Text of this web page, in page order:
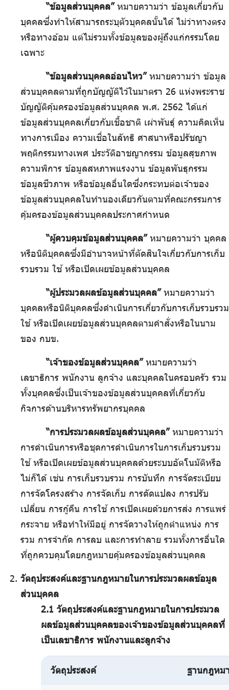
“ข้อมูลส่วนบุคคล”หมายความว่า ข้อมูลเกี่ยวกับ
บุคคลซึ่งทำให้สามารถระบุตัวบุคคลนั้นได้ ไม่ว่าทางตรง
หรือทางอ้อม แต่ไม่รวมทั้งข้อมูลของผู้ถึงแก่กรรมโดย
เฉพาะ
“ข้อมูลส่วนบุคคลอ่อนไหว”หมายความว่า ข้อมูล
ส่วนบุคคลตามที่ถูกบัญญัติไว้ในมาตรา 26 แห่งพระราช
บัญญัติคุ้มครองข้อมูลส่วนบุคคล พ.ศ. 2562 ได้แก่
ข้อมูลส่วนบุคคลเกี่ยวกับเชื้อชาติ เผ่าพันธุ์ ความคิดเห็น
ทางการเมือง ความเชื่อในลัทธิ ศาสนาหรือปรัชญา
พฤติกรรมทางเพศ ประวัติอาชญากรรม ข้อมูลสุขภาพ
ความพิการ ข้อมูลสหภาพแรงงาน ข้อมูลพันธุกรรม
ข้อมูลชีวภาพ หรือข้อมูลอื่นใดซึ่งกระทบต่อเจ้าของ
ข้อมูลส่วนบุคคลในทำนองเดียวกันตามที่คณะกรรมการ
คุ้มครองข้อมูลส่วนบุคคลประกาศกำหนด
“ผู้ควบคุมข้อมูลส่วนบุคคล”หมายความว่า บุคคล
หรือนิติบุคคลซึ่งมีอำนาจหน้าที่ตัดสินใจเกี่ยวกับการเก็บ
รวบรวม ใช้ หรือเปิดเผยข้อมูลส่วนบุคคล
“ผู้ประมวลผลข้อมูลส่วนบุคคล”หมายความว่า
บุคคลหรือนิติบุคคลซึ่งดำเนินการเกี่ยวกับการเก็บรวบรวม
ใช้ หรือเปิดเผยข้อมูลส่วนบุคคลตามคำสั่งหรือในนาม
ของ กบข.
“เจ้าของข้อมูลส่วนบุคคล”หมายความว่า
เลขาธิการ พนักงาน ลูกจ้าง และบุคคลในครอบครัว รวม
ทั้งบุคคลซึ่งเป็นเจ้าของข้อมูลส่วนบุคคลที่เกี่ยวกับ
กิจการด้านบริหารทรัพยากรบุคคล
“การประมวลผลข้อมูลส่วนบุคคล”หมายความว่า
การดำเนินการหรือชุดการดำเนินการในการเก็บรวบรวม
ใช้ หรือเปิดเผยข้อมูลส่วนบุคคลด้วยระบบอัตโนมัติหรือ
ไม่ก็ได้ เช่น การเก็บรวบรวม การบันทึก การจัดระเบียบ
การจัดโครงสร้าง การจัดเก็บ การดัดแปลง การปรับ
เปลี่ยน การกู้คืน การใช้ การเปิดเผยด้วยการส่ง การแพร่
กระจาย หรือทำให้มีอยู่ การจัดวางให้ถูกตำแหน่ง การ
รวม การจำกัด การลบ และการทำลาย รวมทั้งการอื่นใด
ที่ถูกควบคุมโดยกฎหมายคุ้มครองข้อมูลส่วนบุคคล
วัตถุประสงค์และฐานกฎหมายในการประมวลผลข้อมูล
ส่วนบุคคล
2.1 วัตถุประสงค์และฐานกฎหมายในการประมวล
ผลข้อมูลส่วนบุคคลของเจ้าของข้อมูลส่วนบุคคลที่
เป็นเลขาธิการ พนักงานและลูกจ้าง
วัตถุประสงค์ ฐานกฎหม